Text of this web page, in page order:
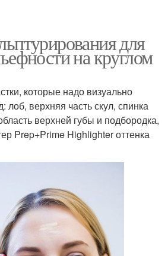
для
на круглом
которые надо визуально
лоб, верхняя часть скул, спинка
верхней губы и подбородка,
Prep+Prime Highlighter оттенка